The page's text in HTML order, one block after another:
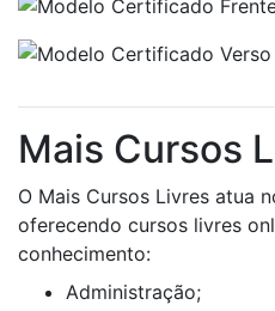
Mais Cursos
O Mais Cursos Livres atua
oferecendo cursos livres
conhecimento:
Administração;